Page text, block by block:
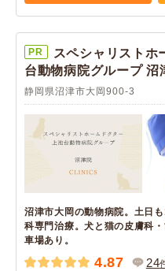
PR
スペシャリストホ
台動物病院グループ 沼
静岡県沼津市大岡900-3
沼津市大岡の動物病院。土日
科専門治療。犬と猫の皮膚科
車場あり。
4.87 24